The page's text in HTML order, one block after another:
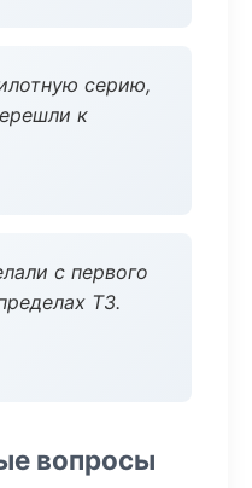
серию,
к
с первого
ТЗ.
вопросы